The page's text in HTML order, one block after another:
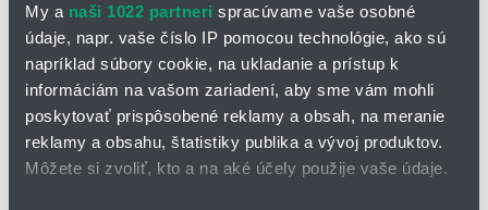
My a naši 1022 partneri spracúvame vaše osobné
údaje, napr. vaše číslo IP pomocou technológie, ako sú
napríklad súbory cookie, na ukladanie a prístup k
informáciám na vašom zariadení, aby sme vám mohli
poskytovať prispôsobené reklamy a obsah, na meranie
reklamy a obsahu, štatistiky publika a vývoj produktov.
Môžete si zvoliť, kto a na aké účely použije vaše údaje.